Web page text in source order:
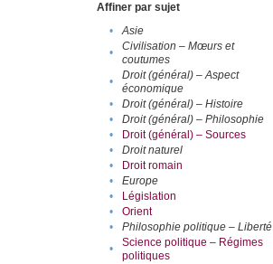
Affiner par sujet
•
Asie
•
Civilisation – Mœurs et
coutumes
•
Droit (général) – Aspect
économique
• Droit (général) – Histoire
•
Droit (général) – Philosophie
•
Droit (général) – Sources
•
Droit naturel
•
Droit romain
•
Europe
•
Législation
•
Orient
•
Philosophie politique – Liberté
•
Science politique – Régimes
politiques